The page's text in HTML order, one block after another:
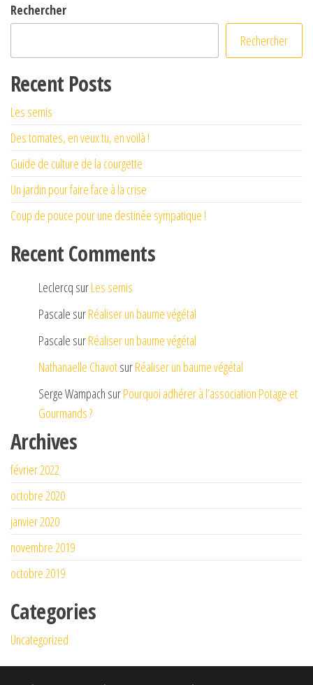
Rechercher
Rechercher
Recent Posts
Les semis
Des tomates, en veux tu, en voilà !
Guide de culture de la courgette
Un jardin pour faire face à la crise
Coup de pouce pour une destinée sympatique !
Recent Comments
Leclercq surLes semis
Pascale surRéaliser un baume végétal
Pascale surRéaliser un baume végétal
Nathanaelle ChavotsurRéaliser un baume végétal
Serge Wampach surPourquoi adhérer à l’association Potage et
Gourmands ?
Archives
février 2022
octobre 2020
janvier 2020
novembre 2019
octobre 2019
Categories
Uncategorized